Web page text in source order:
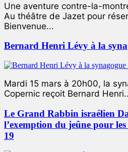
Une aventure contre-la-
Au théâtre de Jazet pour
Bienvenue...
Bernard Henri Lévy à la
Mardi 15 mars à 20h00, la
Copernic reçoit Bernard
Le Grand Rabbin israélien
l’exemption du jeûne pour
19